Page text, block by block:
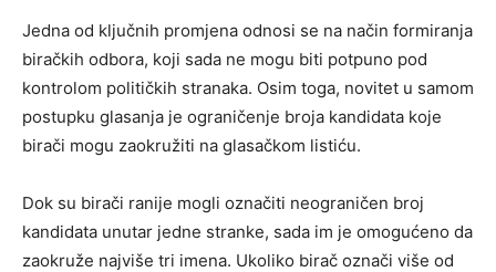
Jedna od ključnih promjena odnosi se na način formiranja
biračkih odbora, koji sada ne mogu biti potpuno pod
kontrolom političkih stranaka. Osim toga, novitet u samom
postupku glasanja je ograničenje broja kandidata koje
birači mogu zaokružiti na glasačkom listiću.
Dok su birači ranije mogli označiti neograničen broj
kandidata unutar jedne stranke, sada im je omogućeno da
zaokruže najviše tri imena. Ukoliko birač označi više od